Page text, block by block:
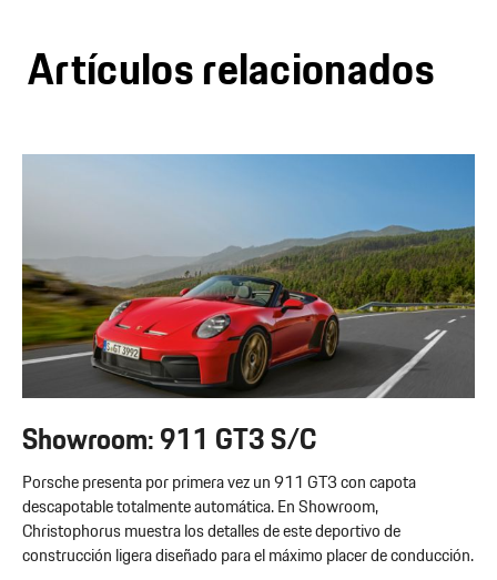
Artículos relacionados
Showroom: 911 GT3 S/C
Porsche presenta por primera vez un 911 GT3 con capota
descapotable totalmente automática. En Showroom,
Christophorus muestra los detalles de este deportivo de
construcción ligera diseñado para el máximo placer de conducción.